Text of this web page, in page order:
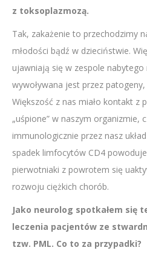
z toksoplazmozą.
Tak, zakażenie to przechodzimy
młodości bądź w dzieciństwie.
ujawniają się w zespole
wywoływana jest przez
Większość z nas miało kontakt z
„uśpione” w naszym organizmie,
immunologicznie przez nasz
spadek limfocytów CD4
pierwotniaki z powrotem się
rozwoju ciężkich chorób.
Jako neurolog spotkałem się
leczenia pacjentów ze
tzw. PML. Co to za przypadki?